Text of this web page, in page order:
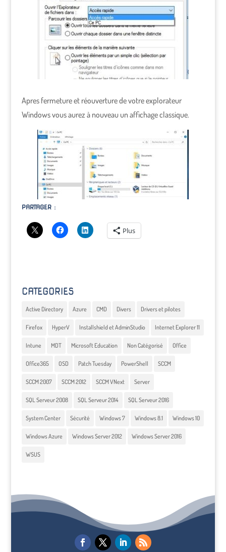
Apres fermeture et réouverture de votre explorateur
Windows vous aurez à nouveau un affichage classique.
PARTAGER :
Plus
CATEGORIES
Active Directory Azure CMD Divers Drivers et pilotes
Firefox HyperV Installshield et AdminStudio Internet Explorer 11
Intune MDT Microsoft Education Non Catégorisé Office
Office365 OSD Patch Tuesday PowerShell SCCM
SCCM 2007 SCCM 2012 SCCM VNext Server
SQL Serveur 2008 SQL Serveur 2014 SQL Serveur 2016
System Center Sécurité Windows 7 Windows 8.1 Windows 10
Windows Azure Windows Server 2012 Windows Server 2016
WSUS